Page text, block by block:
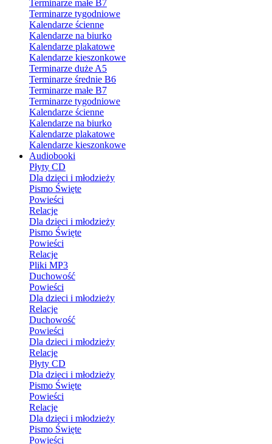
Terminarze małe B7
Terminarze tygodniowe
Kalendarze ścienne
Kalendarze na biurko
Kalendarze plakatowe
Kalendarze kieszonkowe
Terminarze duże A5
Terminarze średnie B6
Terminarze małe B7
Terminarze tygodniowe
Kalendarze ścienne
Kalendarze na biurko
Kalendarze plakatowe
Kalendarze kieszonkowe
Audiobooki
Płyty CD
Dla dzieci i młodzieży
Pismo Święte
Powieści
Relacje
Dla dzieci i młodzieży
Pismo Święte
Powieści
Relacje
Pliki MP3
Duchowość
Powieści
Dla dzieci i młodzieży
Relacje
Duchowość
Powieści
Dla dzieci i młodzieży
Relacje
Płyty CD
Dla dzieci i młodzieży
Pismo Święte
Powieści
Relacje
Dla dzieci i młodzieży
Pismo Święte
Powieści